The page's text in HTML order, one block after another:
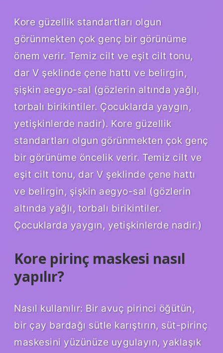
Kore güzellik standartları olgun
görünmekten çok genç bir görünüme
önem verir. Temiz cilt ve eşit cilt tonu,
dar V şeklinde çene hattı ve belirgin,
şişkin aegyo-sal (gözlerin altında yağlı,
torbalı birikintiler. Çocuklarda yaygın,
yetişkinlerde nadir). Kore güzellik
standartları olgun görünmekten çok genç
bir görünüme öncelik verir. Temiz cilt ve
eşit cilt tonu, dar V şeklinde çene hattı
ve belirgin, şişkin aegyo-sal (gözlerin
altında yağlı, torbalı birikintiler.
Çocuklarda yaygın, yetişkinlerde nadir.)
Kore pirinç maskesi nasıl
yapılır?
Nasıl kullanılır: Bir avuç pirinci öğütün,
bir çay bardağı sütle karıştırın, süt-pirinç
maskesini yüzünüze uygulayın, yaklaşık